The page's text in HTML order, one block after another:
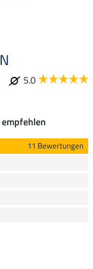
5.0
11 Bewertungen